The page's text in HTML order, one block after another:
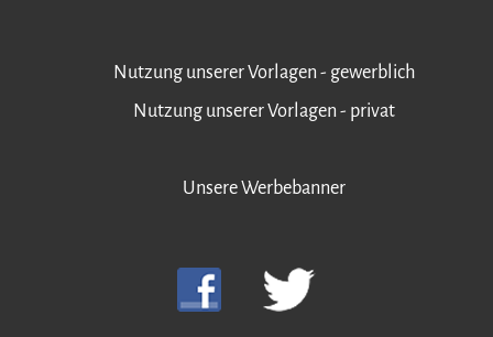
Nutzung unserer Vorlagen - gewerblich
Nutzung unserer Vorlagen - privat
Unsere Werbebanner